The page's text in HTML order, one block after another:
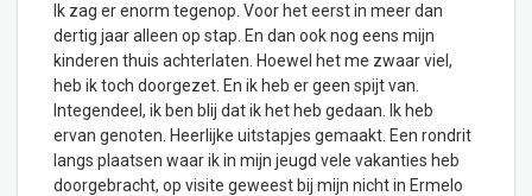
Ik zag er enorm tegenop. Voor het eerst in meer dan
dertig jaar alleen op stap. En dan ook nog eens mijn
kinderen thuis achterlaten. Hoewel het me zwaar viel,
heb ik toch doorgezet. En ik heb er geen spijt van.
Integendeel, ik ben blij dat ik het heb gedaan. Ik heb
ervan genoten. Heerlijke uitstapjes gemaakt. Een rondrit
langs plaatsen waar ik in mijn jeugd vele vakanties heb
doorgebracht, op visite geweest bij mijn nicht in Ermelo